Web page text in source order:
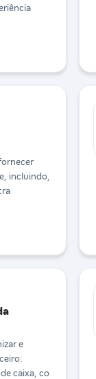
incluindo,
e
caixa, co